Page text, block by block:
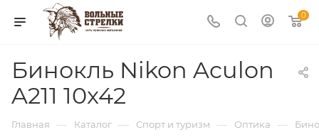
0
Бинокль Nikon Aculon
A211 10x42
Главная — Каталог — Спорт и туризм — Оптика —